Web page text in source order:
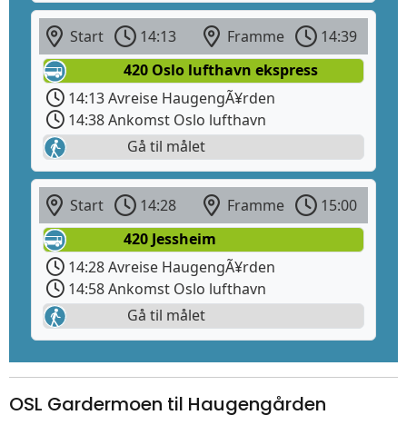
Start 14:13 Framme
14:39
420 Oslo lufthavn ekspress
14:13 Avreise HaugengÃ¥rden
14:38 Ankomst Oslo lufthavn
Gå til målet
Start 14:28 Framme
15:00
420 Jessheim
14:28 Avreise HaugengÃ¥rden
14:58 Ankomst Oslo lufthavn
Gå til målet
OSL Gardermoen til Haugengården